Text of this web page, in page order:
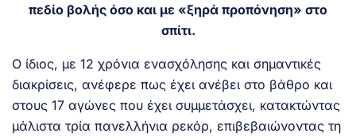
πεδίο βολής όσο και με «ξηρά προπόνηση» στο
σπίτι.
Ο ίδιος, με 12 χρόνια ενασχόλησης και σημαντικές
διακρίσεις, ανέφερε πως έχει ανέβει στο βάθρο και
στους 17 αγώνες που έχει συμμετάσχει, κατακτώντας
μάλιστα τρία πανελλήνια ρεκόρ, επιβεβαιώνοντας τη